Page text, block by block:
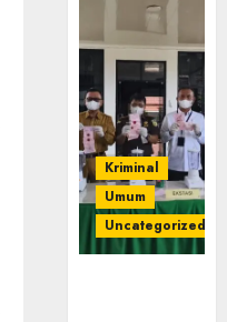
Kriminal
Umum
Uncategorized